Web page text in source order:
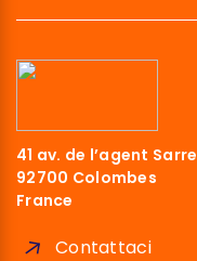
41 av. de l’agent Sarre
92700 Colombes
France
Contattaci